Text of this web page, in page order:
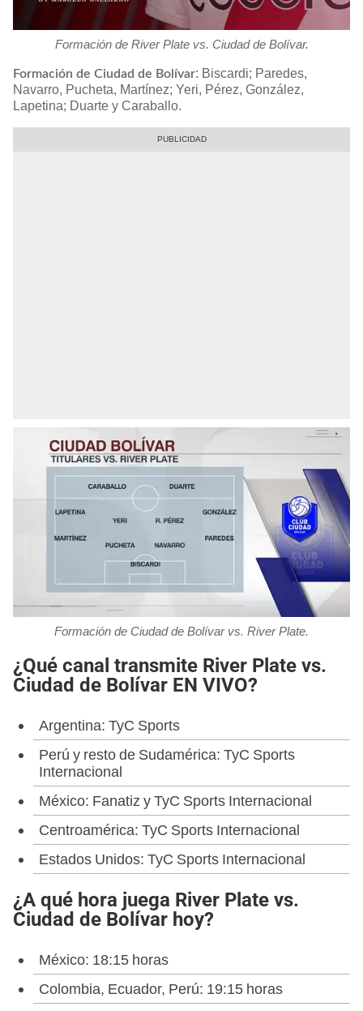
Formación de River Plate vs. Ciudad de Bolívar.
Formación de Ciudad de Bolívar: Biscardi; Paredes,
Navarro, Pucheta, Martínez; Yeri, Pérez, González,
Lapetina; Duarte y Caraballo.
Formación de Ciudad de Bolívar vs. River Plate.
¿Qué canal transmite River Plate vs.
Ciudad de Bolívar EN VIVO?
Argentina: TyC Sports
Perú y resto de Sudamérica: TyC Sports
Internacional
México: Fanatiz y TyC Sports Internacional
Centroamérica: TyC Sports Internacional
Estados Unidos: TyC Sports Internacional
¿A qué hora juega River Plate vs.
Ciudad de Bolívar hoy?
México: 18:15 horas
Colombia, Ecuador, Perú: 19:15 horas